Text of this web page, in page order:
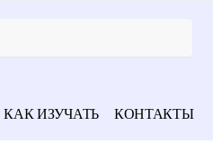
КАК ИЗУЧАТЬ КОНТАКТЫ